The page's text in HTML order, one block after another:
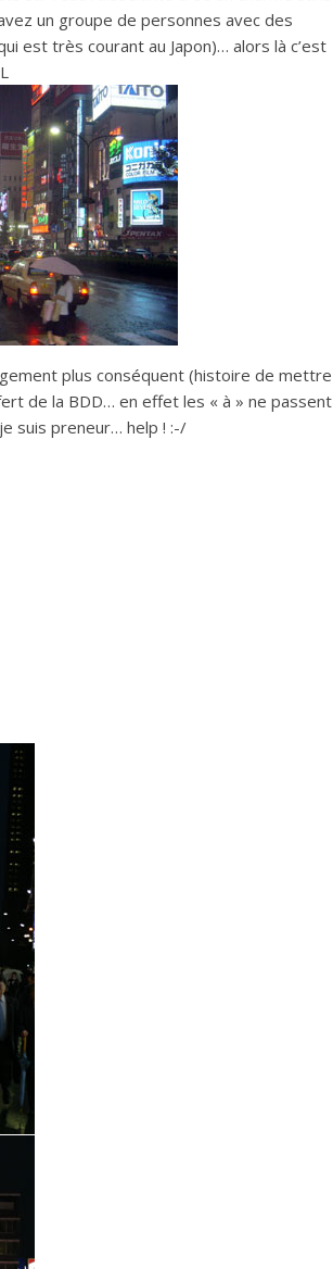
un groupe de personnes avec des
est très courant au Japon)… alors là c’est
plus conséquent (histoire de mettre
de la BDD… en effet les « à » ne passent
suis preneur… help ! :-/